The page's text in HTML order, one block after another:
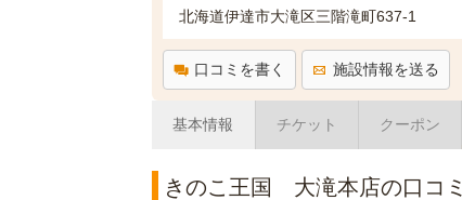
北海道伊達市大滝区三階滝町637-1
口コミを書く 施設情報を送る
基本情報 チケット クーポン
きのこ王国 大滝本店の口コミ